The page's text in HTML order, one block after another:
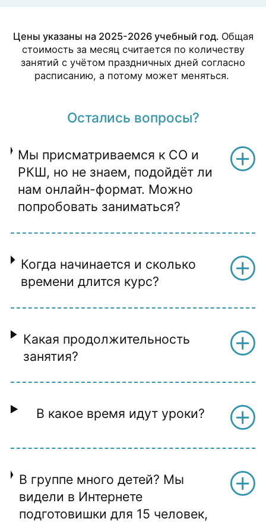
Цены указаны на 2025-2026 учебный год. Общая
стоимость за месяц считается по количеству
занятий с учётом праздничных дней согласно
расписанию, а потому может меняться.
Остались вопросы?
Мы присматриваемся к СО и
РКШ, но не знаем, подойдёт ли
нам онлайн-формат. Можно
попробовать заниматься?
Когда начинается и сколько
времени длится курс?
Какая продолжительность
занятия?
В какое время идут уроки?
В группе много детей? Мы
видели в Интернете
подготовишки для 15 человек,